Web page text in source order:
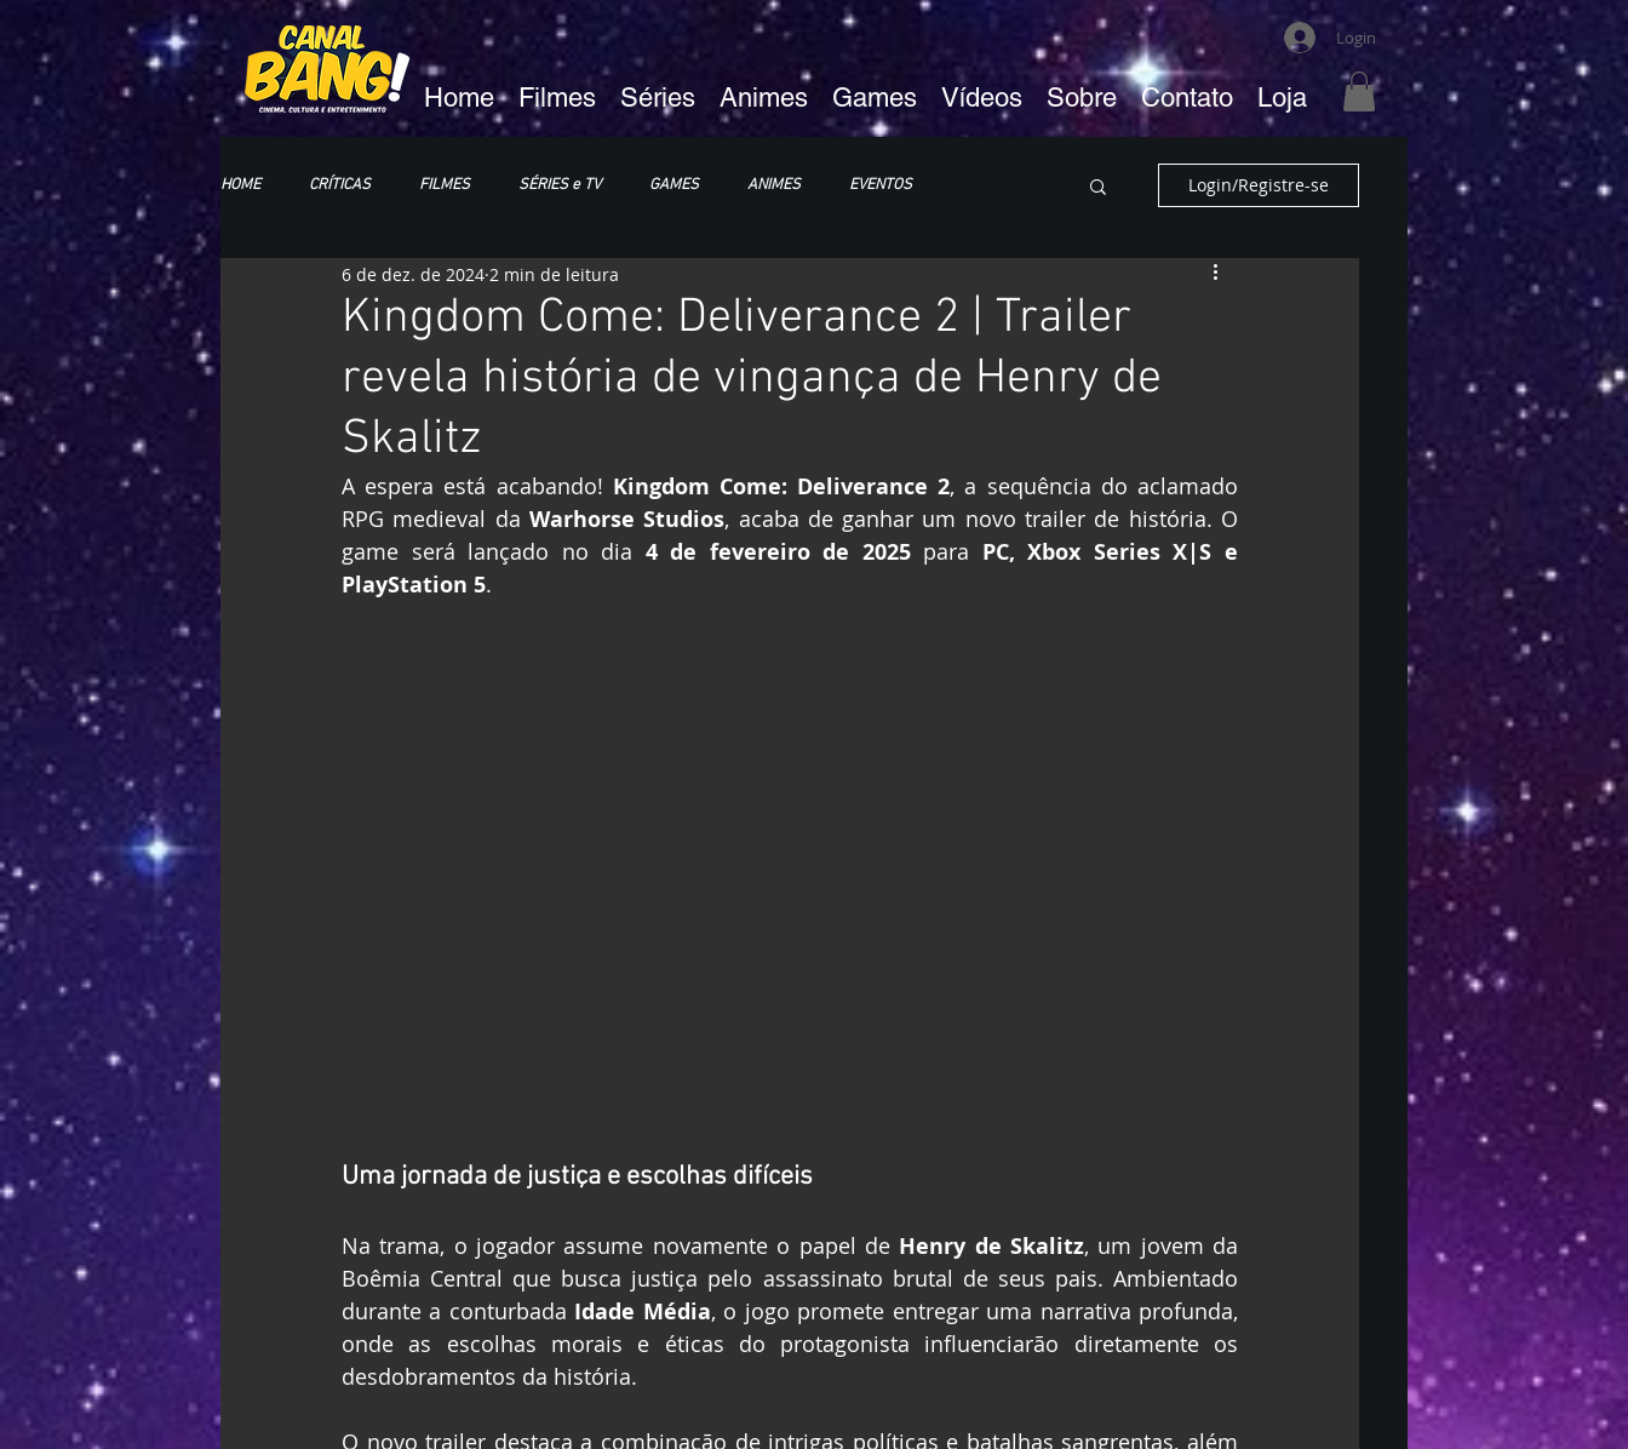
Login
Home Filmes Séries Animes Games Vídeos Sobre Contato Loja
HOME CRÍTICAS FILMES SÉRIES e TV GAMES ANIMES EVENTOS
HQs e MANGÁS LIVROS CCXP25
Login/Registre-se
Kingdom Come: Deliverance 2 | Trailer
revela história de vingança de Henry de
Skalitz
6 de dez. de 2024 2 min de leitura
A espera está acabando! Kingdom Come: Deliverance 2, a sequência do aclamado
RPG medieval da Warhorse Studios, acaba de ganhar um novo trailer de história. O
game será lançado no dia 4 de fevereiro de 2025 para PC, Xbox Series X|S e
PlayStation 5.
Uma jornada de justiça e escolhas difíceis
Na trama, o jogador assume novamente o papel de Henry de Skalitz, um jovem da
Boêmia Central que busca justiça pelo assassinato brutal de seus pais. Ambientado
durante a conturbada Idade Média, o jogo promete entregar uma narrativa profunda,
onde as escolhas morais e éticas do protagonista influenciarão diretamente os
desdobramentos da história.
O novo trailer destaca a combinação de intrigas políticas e batalhas sangrentas, além